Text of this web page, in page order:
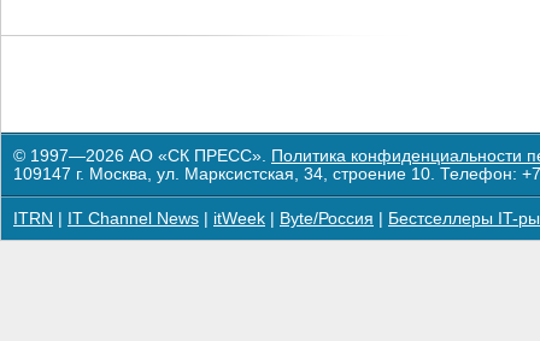
© 1997—2026 АО «СК ПРЕСС». Политика конфиденциальности
109147 г. Москва, ул. Марксистская, 34, строение 10. Телефон:
ITRN IT Channel News itWeek Byte/Россия Бестселлеры IT-